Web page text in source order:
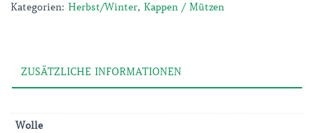
Kategorien: Herbst/Winter, Kappen / Mützen
ZUSÄTZLICHE INFORMATIONEN
Wolle